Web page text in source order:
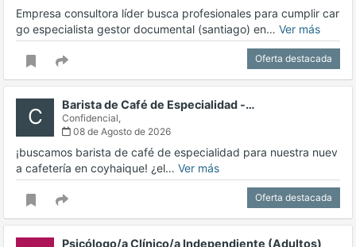
Empresa consultora líder busca profesionales para cumplir car
go especialista gestor documental (santiago) en… Ver más
Oferta destacada
C Barista de Café de Especialidad -…
Confidencial,
08 de Agosto de 2026
¡buscamos barista de café de especialidad para nuestra nuev
a cafetería en coyhaique! ¿el… Ver más
Oferta destacada
Psicólogo/a Clínico/a Independiente (Adultos)